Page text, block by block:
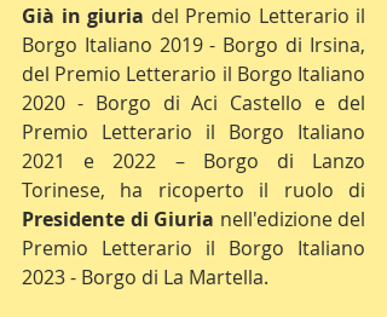
Già in giuria del Premio Letterario il
Borgo Italiano 2019 - Borgo di Irsina,
del Premio Letterario il Borgo Italiano
2020 - Borgo di Aci Castello e del
Premio Letterario il Borgo Italiano
2021 e 2022 – Borgo di Lanzo
Presidente di Giuria nell'edizione del
Premio Letterario il Borgo Italiano
2023 - Borgo di La Martella.